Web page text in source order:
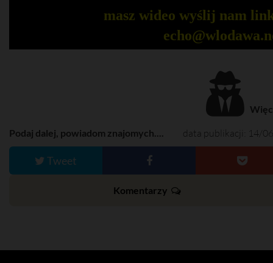
masz wideo wyślij nam
data publikacji: 14/
Podaj dalej, powiadom znajomych....
Tweet
Komentarzy